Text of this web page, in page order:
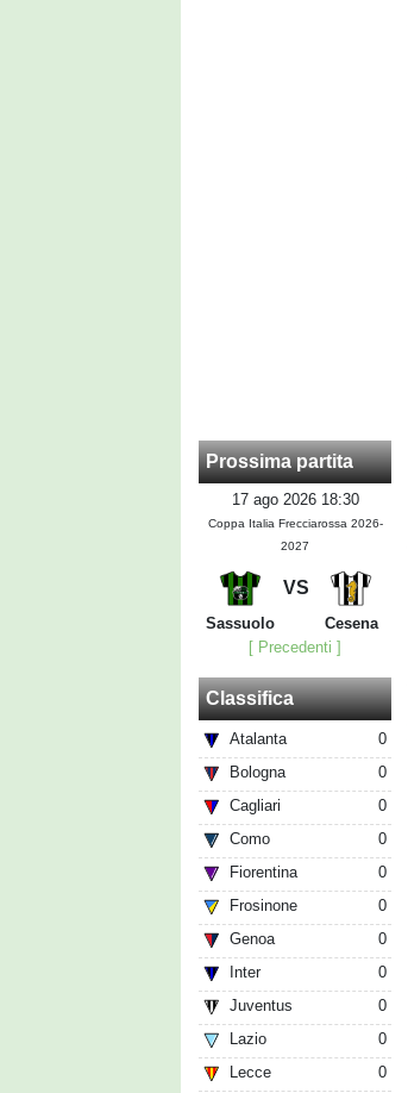
Prossima partita
17 ago 2026 18:30
Coppa Italia Frecciarossa 2026-
2027
VS
Sassuolo
Cesena
[ Precedenti ]
Classifica
Atalanta
0
Bologna
0
Cagliari
0
Como
0
Fiorentina
0
Frosinone
0
Genoa
0
Inter
0
Juventus
0
Lazio
0
Lecce
0